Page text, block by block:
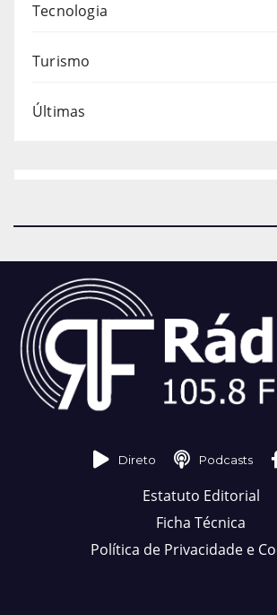
Tecnologia
Turismo
Últimas
Direto Podcasts
Estatuto Editorial
Ficha Técnica
Política de Privacidade e